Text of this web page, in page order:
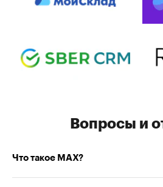
Вопросы и
Что такое MAX?